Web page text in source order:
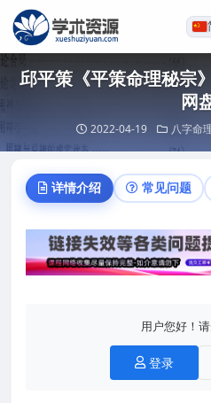
邱平策《平策命理秘宗
网
2022-04-19 八字命
详情介绍 常见问题
用户您好！
登录